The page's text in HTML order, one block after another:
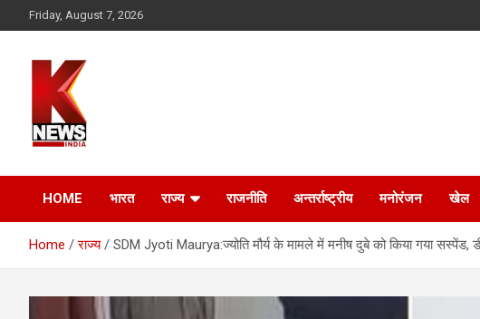
to
Friday, August 7, 2026
HOME भारत राज्य राजनीति अन्तर्राष्ट्रीय मनोरंजन खेल
Home राज्य SDM Jyoti Maurya:ज्योति मौर्य के मामले में मनीष दुबे को किया गया सस्पेंड,